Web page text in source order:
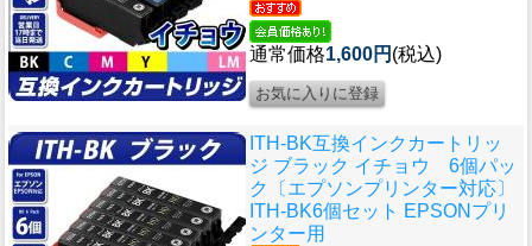
通常価格1,600円 (税込)
ITH-BK互換インクカートリッ
ジ ブラック イチョウ 6個パッ
ク〔エプソンプリンター対応〕
ITH-BK6個セット EPSONプリ
ンター用